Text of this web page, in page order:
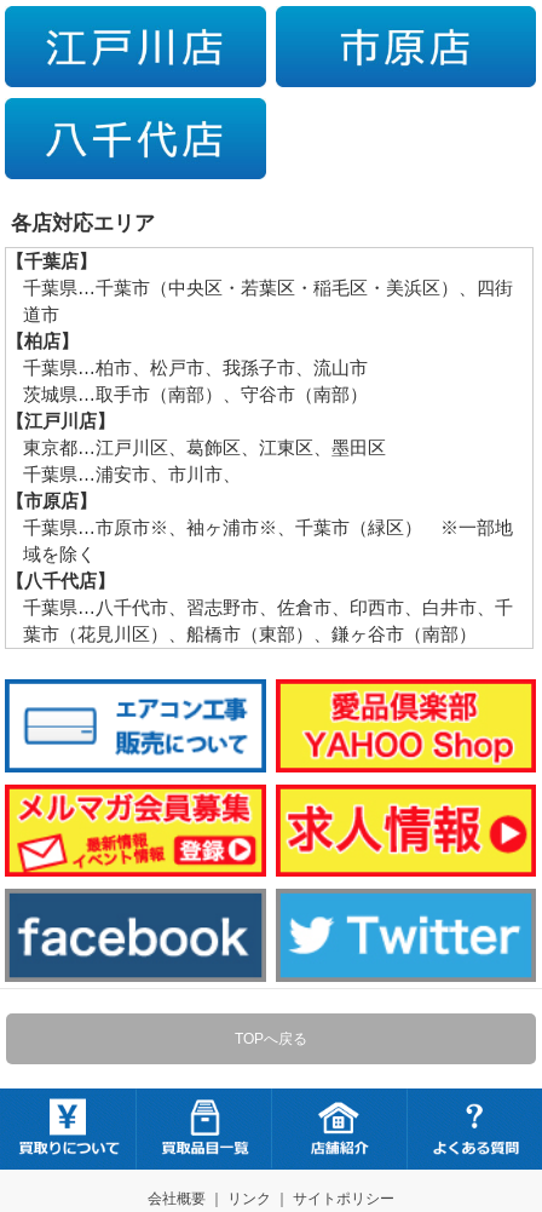
各店対応エリア
【千葉店】
千葉県…千葉市（中央区・若葉区・稲毛区・美浜区）、四街
道市
【柏店】
千葉県…柏市、松戸市、我孫子市、流山市
茨城県…取手市（南部）、守谷市（南部）
【江戸川店】
東京都…江戸川区、葛飾区、江東区、墨田区
千葉県…浦安市、市川市、
【市原店】
千葉県…市原市※、袖ヶ浦市※、千葉市（緑区） ※一部地
域を除く
【八千代店】
千葉県…八千代市、習志野市、佐倉市、印西市、白井市、千
葉市（花見川区）、船橋市（東部）、鎌ヶ谷市（南部）
TOPへ戻る
会社概要｜ リンク サイトポリシー